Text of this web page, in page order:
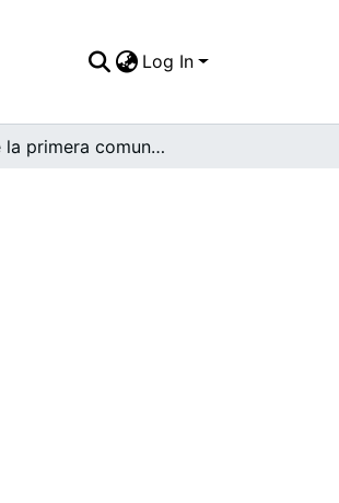
Log In
Día de la primera comunión